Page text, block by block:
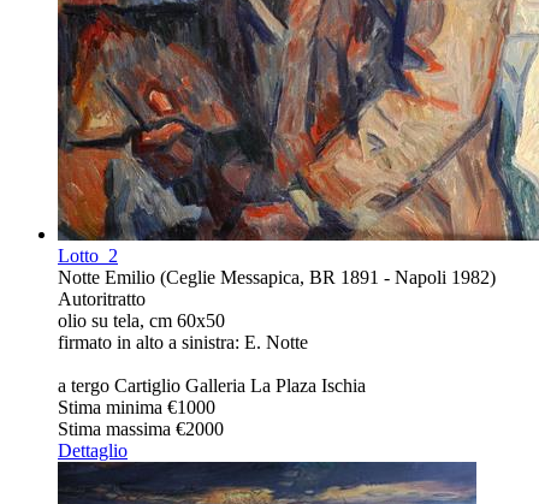
Lotto 2
Notte Emilio (Ceglie Messapica, BR 1891 - Napoli 1982)
Autoritratto
olio su tela, cm 60x50
firmato in alto a sinistra: E. Notte
a tergo Cartiglio Galleria La Plaza Ischia
Stima minima €1000
Stima massima €2000
Dettaglio